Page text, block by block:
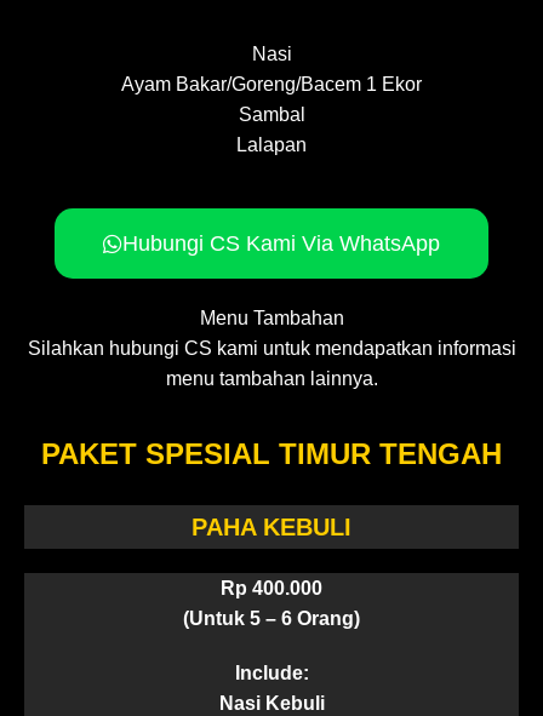
Nasi
Ayam Bakar/Goreng/Bacem 1 Ekor
Sambal
Lalapan
Hubungi CS Kami Via WhatsApp
Menu Tambahan
Silahkan hubungi CS kami untuk mendapatkan informasi
menu tambahan lainnya.
PAKET SPESIAL TIMUR TENGAH
PAHA KEBULI
Rp 400.000
(Untuk 5 – 6 Orang)
Include:
Nasi Kebuli